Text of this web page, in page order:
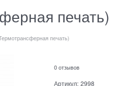
печать)
печать)
0 отзывов
Артикул: 2998